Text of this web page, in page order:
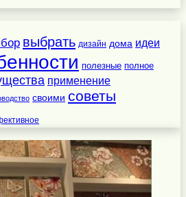
выбрать дизайн дома идеи
полезные полное
применение
своими советы